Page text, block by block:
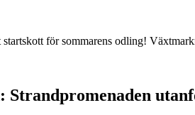
för sommarens odling!
Strandpromenaden